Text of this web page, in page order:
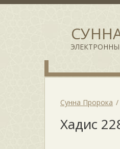
Сунна Пророка
Хадис